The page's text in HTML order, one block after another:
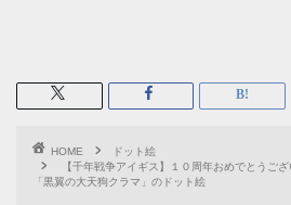
HOME
ドット絵
【千年戦争アイギス】１０周年おめでとうご
「黒翼の大天狗クラマ」のドット絵